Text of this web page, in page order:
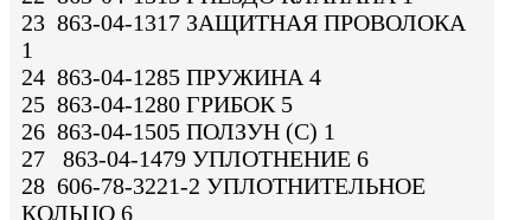
23 863-04-1317 ЗАЩИТНАЯ ПРОВОЛОКА
1
24 863-04-1285 ПРУЖИНА 4
25 863-04-1280 ГРИБОК 5
26 863-04-1505 ПОЛЗУН (C) 1
27 863-04-1479 УПЛОТНЕНИЕ 6
28 606-78-3221-2 УПЛОТНИТЕЛЬНОЕ
КОЛЬЦО 6